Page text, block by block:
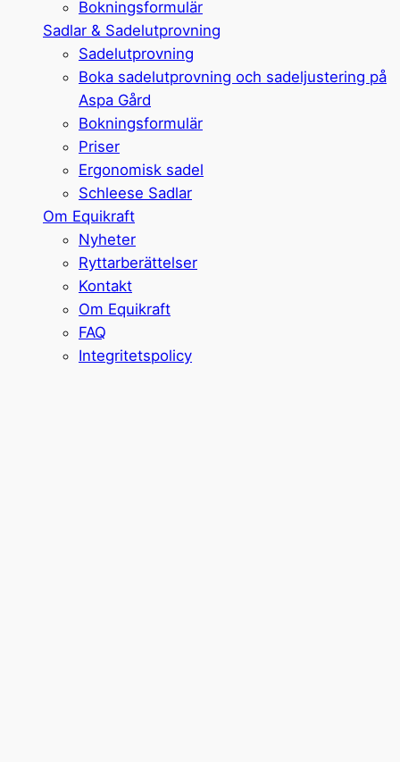
Bokningsformulär
Sadlar & Sadelutprovning
Sadelutprovning
Boka sadelutprovning och sadeljustering på
Aspa Gård
Bokningsformulär
Priser
Ergonomisk sadel
Schleese Sadlar
Om Equikraft
Nyheter
Ryttarberättelser
Kontakt
Om Equikraft
FAQ
Integritetspolicy